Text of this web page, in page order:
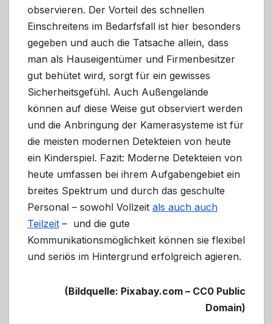
observieren. Der Vorteil des schnellen
Einschreitens im Bedarfsfall ist hier besonders
gegeben und auch die Tatsache allein, dass
man als Hauseigentümer und Firmenbesitzer
gut behütet wird, sorgt für ein gewisses
Sicherheitsgefühl. Auch Außengelände
können auf diese Weise gut observiert werden
und die Anbringung der Kamerasysteme ist für
die meisten modernen Detekteien von heute
ein Kinderspiel. Fazit: Moderne Detekteien von
heute umfassen bei ihrem Aufgabengebiet ein
breites Spektrum und durch das geschulte
Personal – sowohl Vollzeit als auch auch
Teilzeit – und die gute
Kommunikationsmöglichkeit können sie flexibel
und seriös im Hintergrund erfolgreich agieren.
(Bildquelle: Pixabay.com – CC0 Public
Domain)